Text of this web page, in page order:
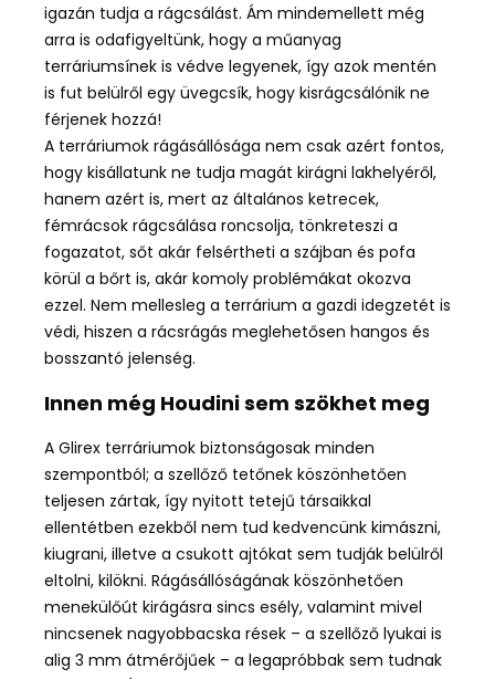
igazán tudja a rágcsálást. Ám mindemellett még
arra is odafigyeltünk, hogy a műanyag
terráriumsínek is védve legyenek, így azok mentén
is fut belülről egy üvegcsík, hogy kisrágcsálónik ne
férjenek hozzá!
A terráriumok rágásállósága nem csak azért fontos,
hogy kisállatunk ne tudja magát kirágni lakhelyéről,
hanem azért is, mert az általános ketrecek,
fémrácsok rágcsálása roncsolja, tönkreteszi a
fogazatot, sőt akár felsértheti a szájban és pofa
körül a bőrt is, akár komoly problémákat okozva
ezzel. Nem mellesleg a terrárium a gazdi idegzetét is
védi, hiszen a rácsrágás meglehetősen hangos és
bosszantó jelenség.
Innen még Houdini sem szökhet meg
A Glirex terráriumok biztonságosak minden
szempontból; a szellőző tetőnek köszönhetően
teljesen zártak, így nyitott tetejű társaikkal
ellentétben ezekből nem tud kedvencünk kimászni,
kiugrani, illetve a csukott ajtókat sem tudják belülről
eltolni, kilökni. Rágásállóságának köszönhetően
menekülőút kirágásra sincs esély, valamint mivel
nincsenek nagyobbacska rések – a szellőző lyukai is
alig 3 mm átmérőjűek – a legapróbbak sem tudnak